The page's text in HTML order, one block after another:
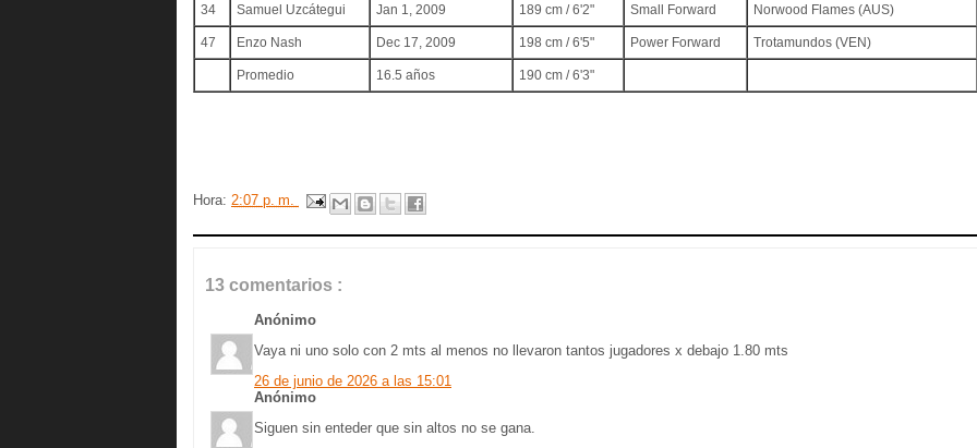
34 Samuel Uzcátegui Jan 1, 2009 189 cm / 6'2" Small Forward Norwood Flames (AUS)
47 Enzo Nash Dec 17, 2009 198 cm / 6'5" Power Forward Trotamundos (VEN)
Promedio 16.5 años 190 cm / 6'3"
Hora: 2:07 p. m.
13 comentarios :
Anónimo
Vaya ni uno solo con 2 mts al menos no llevaron tantos jugadores x debajo 1.80 mts
26 de junio de 2026 a las 15:01
Anónimo
Siguen sin enteder que sin altos no se gana.